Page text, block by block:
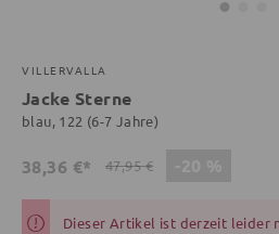
VILLERVALLA
Jacke Sterne
blau, 122 (6-7 Jahre)
38,36 €* 47,95 €
Dieser Artikel ist derzeit leider